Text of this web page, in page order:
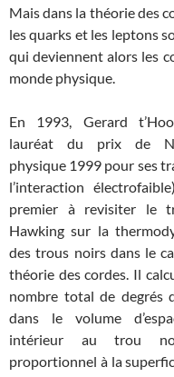
Mais dans la théorie des
les quarks et les leptons
qui deviennent alors les
monde physique.
En 1993, Gerard
lauréat du prix de
physique 1999 pour ses
l’interaction
premier à revisiter le
Hawking sur la
des trous noirs dans le
théorie des cordes. Il
nombre total de degrés
dans le volume
intérieur au trou
proportionnel à la